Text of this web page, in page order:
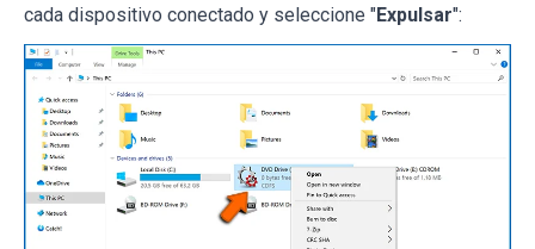
cada dispositivo conectado y seleccione "Expulsar":